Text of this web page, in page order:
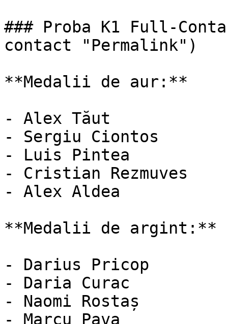
### Proba K1 Full-
contact "Permalink")
**Medalii de aur:**
- Alex Tăut
- Sergiu Ciontos
- Luis Pintea
- Cristian Rezmuves
- Alex Aldea
**Medalii de argint:**
- Darius Pricop
- Daria Curac
- Naomi Rostaș
- Marcu Pava